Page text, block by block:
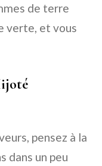
de terre
verte, et vous
pensez à la
dans un peu